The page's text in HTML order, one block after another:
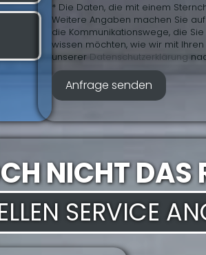
* Die Daten, die mit einem
Weitere Angaben machen Sie
die Kommunikationswege, die
wissen möchten, wie wir mit
unserer Daten­schutz­erklärung
NICHT DAS
SERVICE